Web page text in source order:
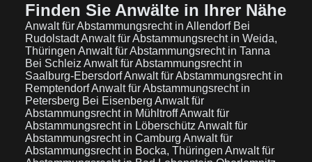
Finden Sie Anwälte in Ihrer Nähe
Anwalt für Abstammungsrecht in Allendorf Bei
RudolstadtAnwalt für Abstammungsrecht in Weida,
Thüringen Anwalt für Abstammungsrecht in Tanna
Bei Schleiz Anwalt für Abstammungsrecht in
Saalburg-EbersdorfAnwalt für Abstammungsrecht in
RemptendorfAnwalt für Abstammungsrecht in
Petersberg Bei Eisenberg Anwalt für
Abstammungsrecht in MühltroffAnwalt für
Abstammungsrecht in Löberschütz Anwalt für
Abstammungsrecht in Camburg Anwalt für
Abstammungsrecht in Bocka, Thüringen Anwalt für